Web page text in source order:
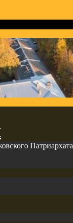
Патриархата